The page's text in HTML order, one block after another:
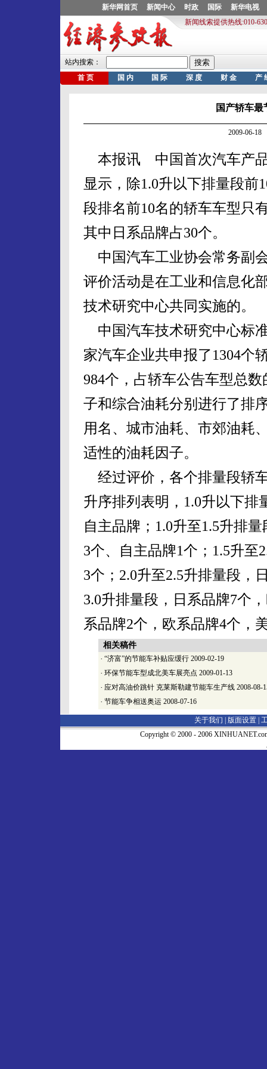
国产轿车
2009-06-18
本报讯 中国首次汽车产品
显示，除1.0升以下排量段
段排名前10名的轿车车型只
其中日系品牌占30个。
中国汽车工业协会常务副
评价活动是在工业和信息化
技术研究中心共同实施的。
中国汽车技术研究中心标
家汽车企业共申报了1304个
984个，占轿车公告车型总
子和综合油耗分别进行了排
用名、城市油耗、市郊油耗
适性的油耗因子。
经过评价，各个排量段轿
升序排列表明，1.0升以下排
自主品牌；1.0升至1.5升排
3个、自主品牌1个；1.5升至
3个；2.0升至2.5升排量段，
3.0升排量段，日系品牌7个
系品牌2个，欧系品牌4个，
相关稿件
· “济富”的节能车补贴应缓行 2009-02-19
· 环保节能车型成北美车展亮点 2009-01-13
· 应对高油价跳针 克莱斯勒建节能车生产线 2008-08-
· 节能车争相送奥运 2008-07-16
关于我们 | 版面设置
Copyright © 2000 - 2006